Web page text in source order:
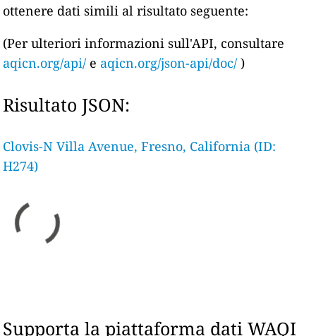
ottenere dati simili al risultato seguente:
(Per ulteriori informazioni sull'API, consultare
aqicn.org/api/ e aqicn.org/json-api/doc/ )
Risultato JSON:
Clovis-N Villa Avenue, Fresno, California (ID:
H274)
Supporta la piattaforma dati WAQI